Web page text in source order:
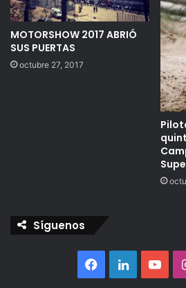
MOTORSHOW 2017 ABRIÓ
SUS PUERTAS
octubre 27, 2017
Síguenos
Facebook
LinkedIn